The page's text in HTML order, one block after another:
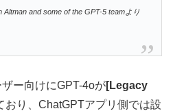
Altman and some of the GPT-5 teamより
ー向けにGPT-4oが[Legacy
おり、ChatGPTアプリ側では設